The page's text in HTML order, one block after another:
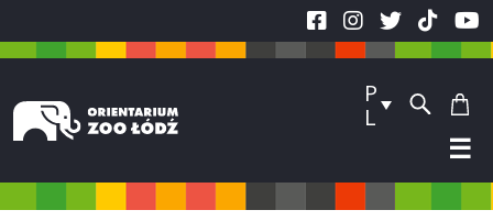
P
L
☰